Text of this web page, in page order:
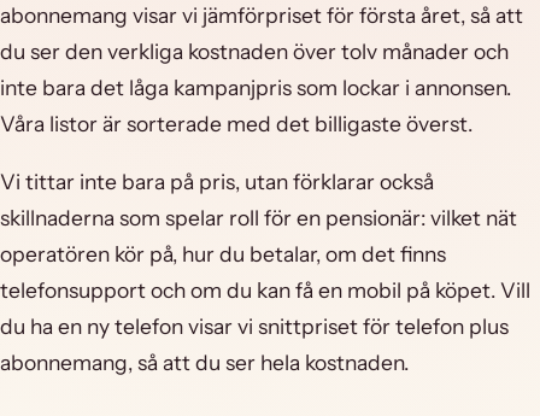
abonnemang visar vi jämförpriset för första året, så att
du ser den verkliga kostnaden över tolv månader och
inte bara det låga kampanjpris som lockar i annonsen.
Våra listor är sorterade med det billigaste överst.
Vi tittar inte bara på pris, utan förklarar också
skillnaderna som spelar roll för en pensionär: vilket nät
operatören kör på, hur du betalar, om det finns
telefonsupport och om du kan få en mobil på köpet. Vill
du ha en ny telefon visar vi snittpriset för telefon plus
abonnemang, så att du ser hela kostnaden.